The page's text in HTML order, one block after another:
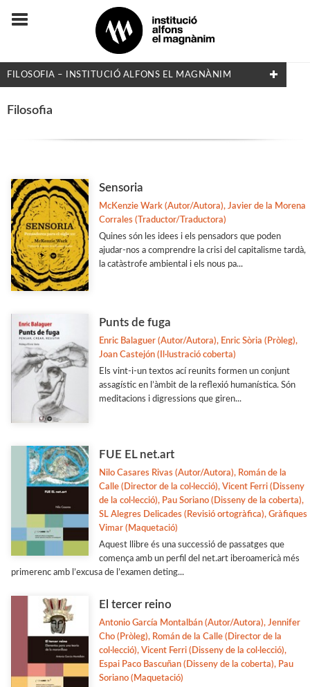
FILOSOFIA – INSTITUCIÓ ALFONS EL MAGNÀNIM
FILTRAT PER:
MATÈRIES
Arqueologia
Arts i Disseny
Biografies
Dret i Economia
Estudis Literaris
Etnologia
Filologia
Filosofia
Flora i Fauna
COL·LECCIONS
Adés & Ara
Antologies
Arquitectura y Urbanismo
Arxius i Documents
Biblioteca d'Autors Teatrals
Biblioteca d'Autors Valencians
Biblioteca de Filologia
Filosofia
Sensoria
McKenzie Wark (Autor/Autora), Javier de la Morena
Corrales (Traductor/Traductora)
Quines són les idees i els pensadors que poden
ajudar-nos a comprendre la crisi del capitalisme tardà,
la catàstrofe ambiental i els nous pa...
Punts de fuga
Enric Balaguer (Autor/Autora), Enric Sòria (Pròleg),
Joan Castejón (Il·lustració coberta)
Els vint-i-un textos ací reunits formen un conjunt
assagístic en l’àmbit de la reflexió humanística. Són
meditacions i digressions que giren...
FUE EL net.art
Nilo Casares Rivas (Autor/Autora), Román de la
Calle (Director de la col·lecció), Vicent Ferri (Disseny
de la col·lecció), Pau Soriano (Disseny de la coberta),
SL Alegres Delicades (Revisió ortogràfica), Gràfiques
Vimar (Maquetació)
Aquest llibre és una successió de passatges que
comença amb un perfil del net.art iberoamericà més
primerenc amb l’excusa de l’examen deting...
El tercer reino
Antonio García Montalbán (Autor/Autora), Jennifer
Cho (Pròleg), Román de la Calle (Director de la
col·lecció), Vicent Ferri (Disseny de la col·lecció),
Espai Paco Bascuñan (Disseny de la coberta), Pau
Soriano (Maquetació)